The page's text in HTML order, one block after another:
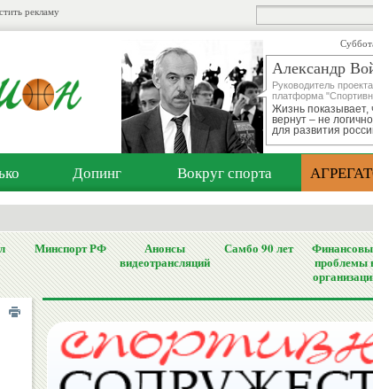
рекламу
Александр
Руководитель
платформа
Жизнь показывает,
вернут – не
для развития
Допинг Вокруг спорта
Минспорт РФ
Анонсы
видеотрансляций
Самбо 90 лет
проблемы